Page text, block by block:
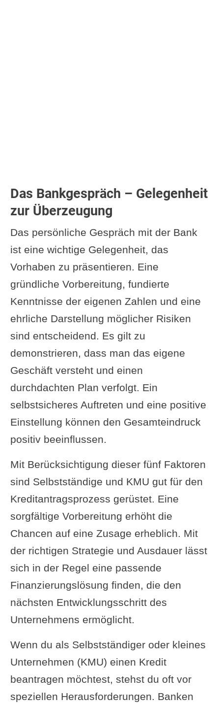
Das Bankgespräch – Gelegenheit
zur Überzeugung
Das persönliche Gespräch mit der Bank
ist eine wichtige Gelegenheit, das
Vorhaben zu präsentieren. Eine
gründliche Vorbereitung, fundierte
Kenntnisse der eigenen Zahlen und eine
ehrliche Darstellung möglicher Risiken
sind entscheidend. Es gilt zu
demonstrieren, dass man das eigene
Geschäft versteht und einen
durchdachten Plan verfolgt. Ein
selbstsicheres Auftreten und eine positive
Einstellung können den Gesamteindruck
positiv beeinflussen.
Mit Berücksichtigung dieser fünf Faktoren
sind Selbstständige und KMU gut für den
Kreditantragsprozess gerüstet. Eine
sorgfältige Vorbereitung erhöht die
Chancen auf eine Zusage erheblich. Mit
der richtigen Strategie und Ausdauer lässt
sich in der Regel eine passende
Finanzierungslösung finden, die den
nächsten Entwicklungsschritt des
Unternehmens ermöglicht.
Wenn du als Selbstständiger oder kleines
Unternehmen (KMU) einen Kredit
beantragen möchtest, stehst du oft vor
speziellen Herausforderungen. Banken